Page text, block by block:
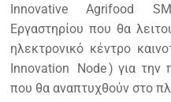
Innovative Agrifood
Εργαστηρίου που θα
ηλεκτρονικό κέντρο
Innovation
Node) για την
που θα αναπτυχθούν στο